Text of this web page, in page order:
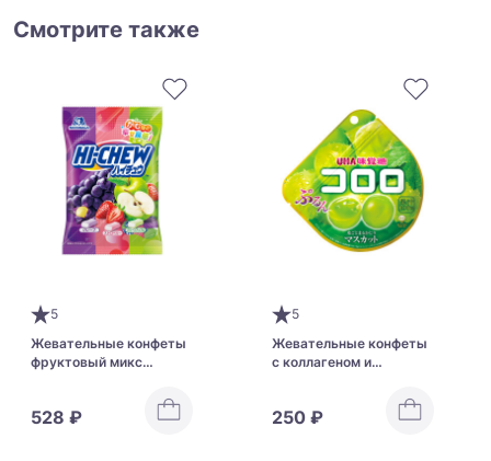
Смотрите также
5
Жевательные конфеты
фруктовый микс
528 ₽
5
Жевательные конфеты
с коллагеном и
250 ₽